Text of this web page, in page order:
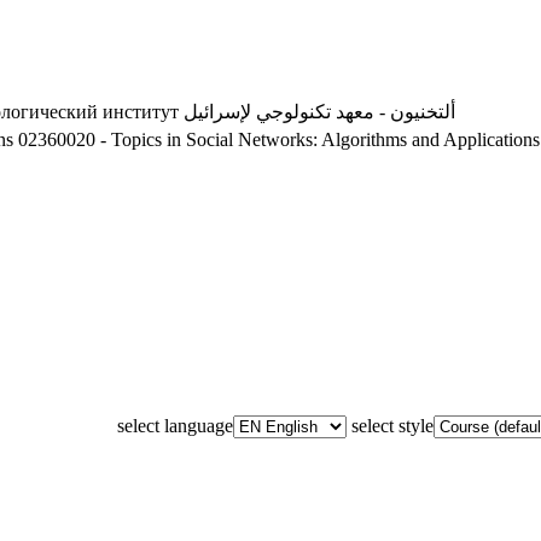
институт ألتخنيون - معهد تكنولوجي لإسرائيل
02360020 - Topics in Social Networks: Algorithms and Applications
select language select style